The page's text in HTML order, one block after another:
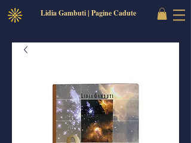
Lidia Gambuti | Pagine Cadute